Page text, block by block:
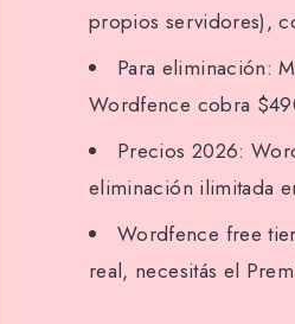
propios servidores),
Para eliminación:
Wordfence cobra
Precios 2026:
eliminación ilimitada
Wordfence free
real, necesitás el